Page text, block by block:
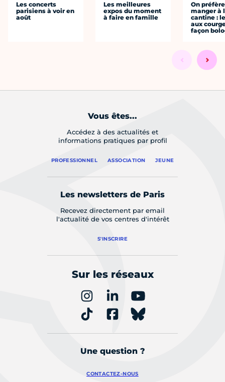
Les concerts
parisiens à voir en
août
Les meilleures
expos du moment
à faire en famille
On préfère
manger à
cantine :
aux
façon
Vous êtes...
Accédez à des actualités et
informations pratiques par profil
PROFESSIONNEL ASSOCIATION JEUNE
Les newsletters de Paris
Recevez directement par email
l'actualité de vos centres d'intérêt
S'INSCRIRE
Sur les réseaux
Une question ?
CONTACTEZ-NOUS